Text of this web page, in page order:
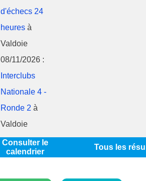
d'échecs 24
heures à
Valdoie
08/11/2026 :
Interclubs
Nationale 4 -
Ronde 2 à
Valdoie
Consulter le
calendrier
Tous les